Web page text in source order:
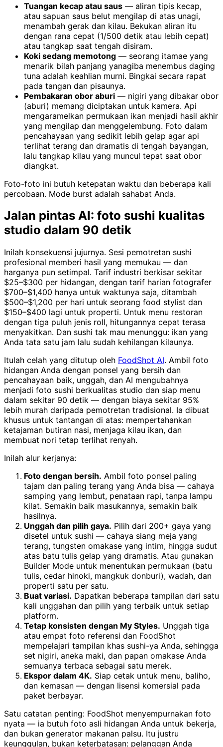
Tuangan kecap atau saus — aliran tipis kecap,
atau sapuan saus belut mengilap di atas unagi,
menambah gerak dan kilau. Bekukan aliran itu
dengan rana cepat (1/500 detik atau lebih cepat)
atau tangkap saat tengah disiram.
Koki sedang memotong — seorang itamae yang
menarik bilah panjang yanagiba menembus daging
tuna adalah keahlian murni. Bingkai secara rapat
pada tangan dan pisaunya.
Pembakaran obor aburi — nigiri yang dibakar obor
(aburi) memang diciptakan untuk kamera. Api
mengaramelkan permukaan ikan menjadi hasil akhir
yang mengilap dan menggelembung. Foto dalam
pencahayaan yang sedikit lebih gelap agar api
terlihat terang dan dramatis di tengah bayangan,
lalu tangkap kilau yang muncul tepat saat obor
diangkat.
Foto-foto ini butuh ketepatan waktu dan beberapa kali
percobaan. Mode burst adalah sahabat Anda.
Jalan pintas AI: foto sushi kualitas
studio dalam 90 detik
Inilah konsekuensi jujurnya. Sesi pemotretan sushi
profesional memberi hasil yang memukau — dan
harganya pun setimpal. Tarif industri berkisar sekitar
$25–$300 per hidangan, dengan tarif harian fotografer
$700–$1,400 hanya untuk waktunya saja, ditambah
$500–$1,200 per hari untuk seorang food stylist dan
$150–$400 lagi untuk properti. Untuk menu restoran
dengan tiga puluh jenis roll, hitungannya cepat terasa
menyakitkan. Dan sushi tak mau menunggu: ikan yang
Anda tata satu jam lalu sudah kehilangan kilaunya.
Itulah celah yang ditutup oleh FoodShot AI. Ambil foto
hidangan Anda dengan ponsel yang bersih dan
pencahayaan baik, unggah, dan AI mengubahnya
menjadi foto sushi berkualitas studio dan siap menu
dalam sekitar 90 detik — dengan biaya sekitar 95%
lebih murah daripada pemotretan tradisional. Ia dibuat
khusus untuk tantangan di atas: mempertahankan
ketajaman butiran nasi, menjaga kilau ikan, dan
membuat nori tetap terlihat renyah.
Inilah alur kerjanya:
Foto dengan bersih. Ambil foto ponsel paling
tajam dan paling terang yang Anda bisa — cahaya
samping yang lembut, penataan rapi, tanpa lampu
kilat. Semakin baik masukannya, semakin baik
hasilnya.
Unggah dan pilih gaya. Pilih dari 200+ gaya yang
disetel untuk sushi — cahaya siang meja yang
terang, tungsten omakase yang intim, hingga sudut
atas batu tulis gelap yang dramatis. Atau gunakan
Builder Mode untuk menentukan permukaan (batu
tulis, cedar hinoki, mangkuk donburi), wadah, dan
properti satu per satu.
Buat variasi. Dapatkan beberapa tampilan dari satu
kali unggahan dan pilih yang terbaik untuk setiap
platform.
Tetap konsisten dengan My Styles. Unggah tiga
atau empat foto referensi dan FoodShot
mempelajari tampilan khas sushi-ya Anda, sehingga
set nigiri, aneka maki, dan papan omakase Anda
semuanya terbaca sebagai satu merek.
Ekspor dalam 4K. Siap cetak untuk menu, baliho,
dan kemasan — dengan lisensi komersial pada
paket berbayar.
Satu catatan penting: FoodShot menyempurnakan foto
nyata — ia butuh foto asli hidangan Anda untuk bekerja,
dan bukan generator makanan palsu. Itu justru
keunggulan, bukan keterbatasan: pelanggan Anda